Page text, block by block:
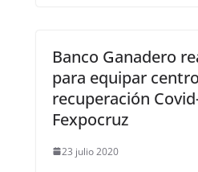
Banco Ganadero
para equipar
recuperación
Fexpocruz
23 julio 2020